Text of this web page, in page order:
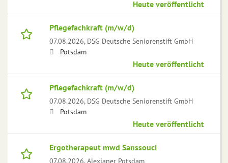
Heute veröffentlicht
Pflegefachkraft (m/w/d)
07.08.2026, DSG Deutsche Seniorenstift GmbH
Potsdam
Heute veröffentlicht
Pflegefachkraft (m/w/d)
07.08.2026, DSG Deutsche Seniorenstift GmbH
Potsdam
Heute veröffentlicht
Ergotherapeut mwd Sanssouci
07.08.2026,Alexianer Potsdam